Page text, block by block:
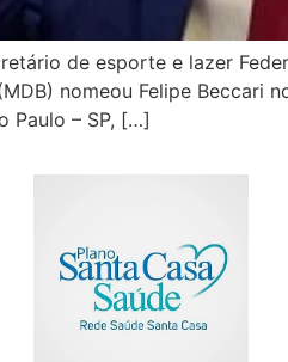
de esporte e lazer
nomeou Felipe Beccari
Paulo – SP, […]